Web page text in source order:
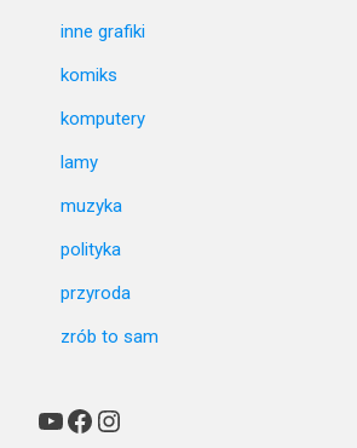
inne grafiki
komiks
komputery
lamy
muzyka
polityka
przyroda
zrób to sam
YouTube
Facebook
Instagram